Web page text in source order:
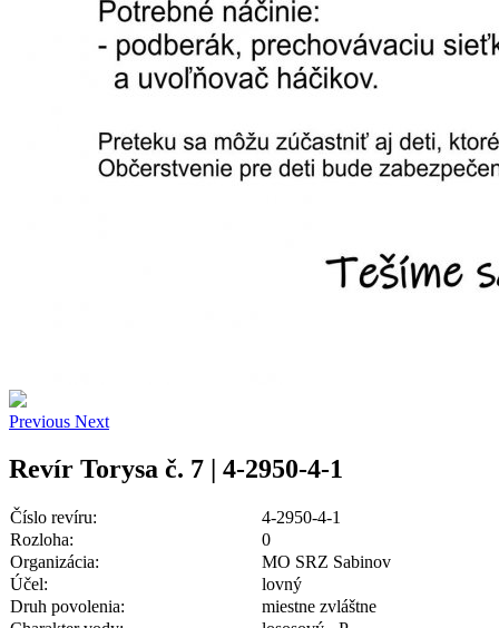
Previous Next
Revír Torysa č. 7 | 4-2950-4-1
Číslo revíru:
4-2950-4-1
Rozloha:
0
Organizácia:
MO SRZ Sabinov
Účel:
lovný
Druh povolenia:
miestne zvláštne